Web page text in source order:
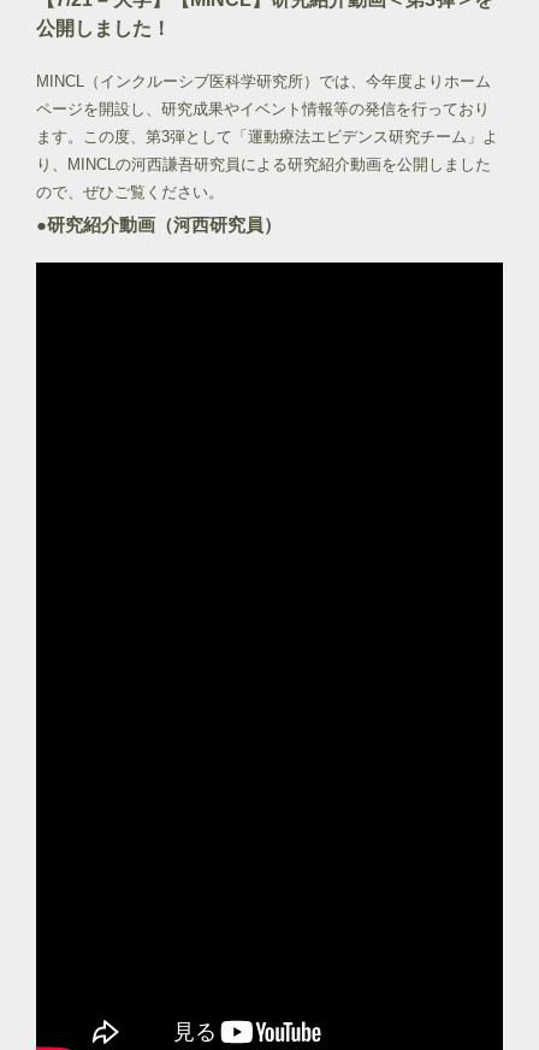
公開しました！
MINCL（インクルーシブ医科学研究所）では、今年度よりホーム
ページを開設し、研究成果やイベント情報等の発信を行っており
ます。この度、第3弾として「運動療法エビデンス研究チーム」よ
り、MINCLの河西謙吾研究員による研究紹介動画を公開しました
ので、ぜひご覧ください。
●研究紹介動画（河西研究員）